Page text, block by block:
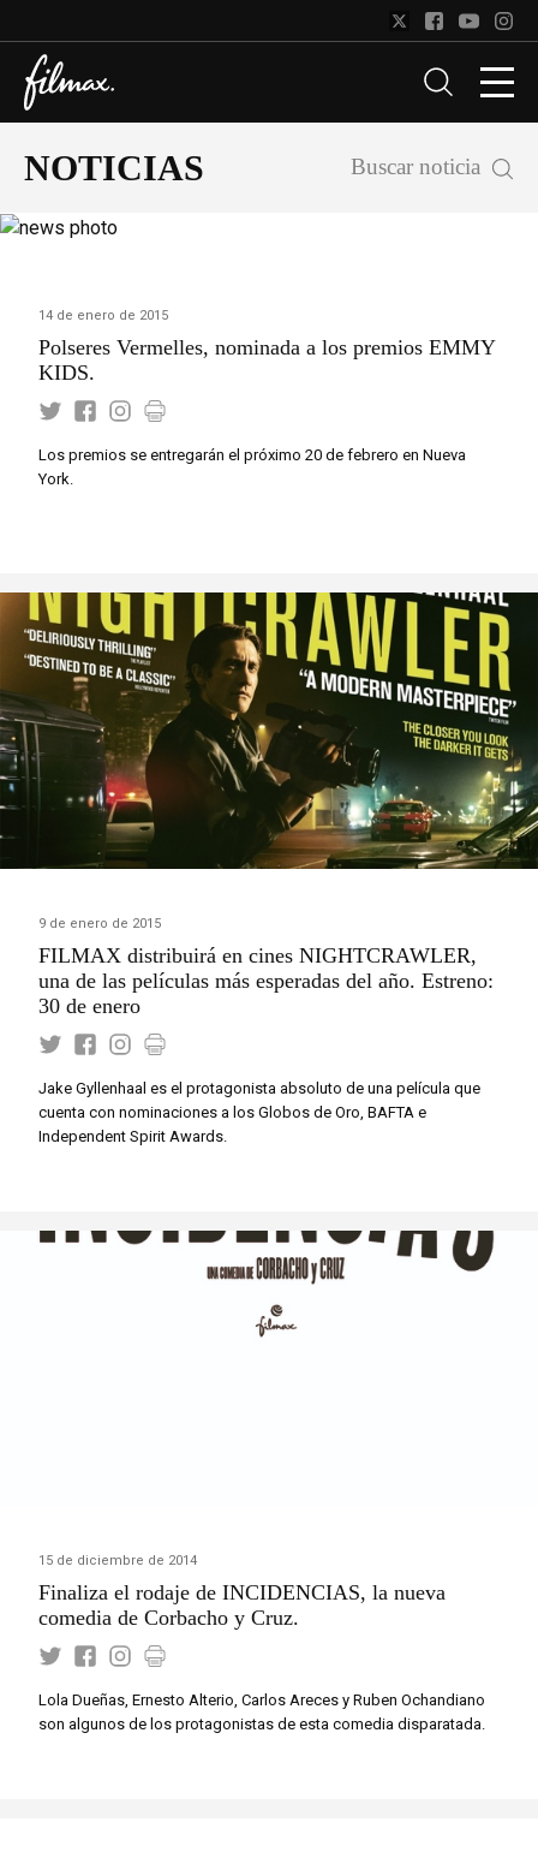
NOTICIAS Buscar noticia
14 de enero de 2015
Polseres Vermelles, nominada a los premios EMMY
KIDS.
Los premios se entregarán el próximo 20 de febrero en Nueva
York.
9 de enero de 2015
FILMAX distribuirá en cines NIGHTCRAWLER,
una de las películas más esperadas del año. Estreno:
30 de enero
Jake Gyllenhaal es el protagonista absoluto de una película que
cuenta con nominaciones a los Globos de Oro, BAFTA e
Independent Spirit Awards.
15 de diciembre de 2014
Finaliza el rodaje de INCIDENCIAS, la nueva
comedia de Corbacho y Cruz.
Lola Dueñas, Ernesto Alterio, Carlos Areces y Ruben Ochandiano
son algunos de los protagonistas de esta comedia disparatada.